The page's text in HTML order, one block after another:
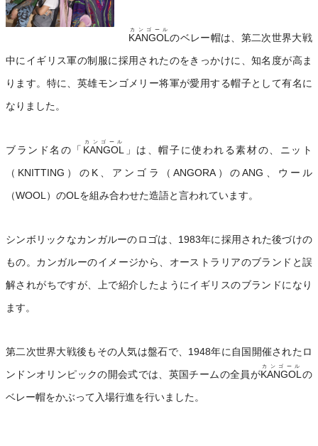
KANGOL
カンゴール
のベレー帽は、第二次世界大戦
中にイギリス軍の制服に採用されたのをきっかけに、知名度が高ま
ります。特に、英雄モンゴメリー将軍が愛用する帽子として有名に
なりました。
ブランド名の「 KANGOL
カンゴール
」は、帽子に使われる素材の、ニット
（KNITTING）のK、アンゴラ（ANGORA）のANG、ウール
（WOOL）のOLを組み合わせた造語と言われています。
シンボリックなカンガルーのロゴは、1983年に採用された後づけの
もの。カンガルーのイメージから、オーストラリアのブランドと誤
解されがちですが、上で紹介したようにイギリスのブランドになり
ます。
第二次世界大戦後もその人気は盤石で、1948年に自国開催されたロ
ンドンオリンピックの開会式では、英国チームの全員がKANGOL
カンゴール
の
ベレー帽をかぶって入場行進を行いました。